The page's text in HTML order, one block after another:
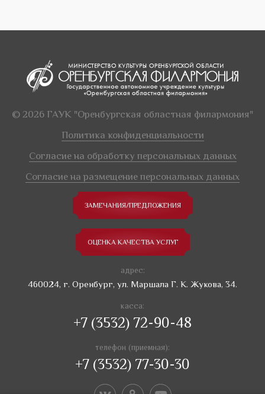
© 2026 ГАУК "Оренбургская областная филармония"
Политика конфиденциальности
Согласие на обработку персональных данных
Согласие на размещение персональных данных
ЗАМЕЧАНИЯ/ПРЕДЛОЖЕНИЯ
ОЦЕНКА КАЧЕСТВА УСЛУГ
адрес:
460024, г. Оренбург, ул. Маршала Г. К. Жукова, 34.
касса:
+7 (3532) 72-90-48
телефон (приемная):
+7 (3532) 77-30-30